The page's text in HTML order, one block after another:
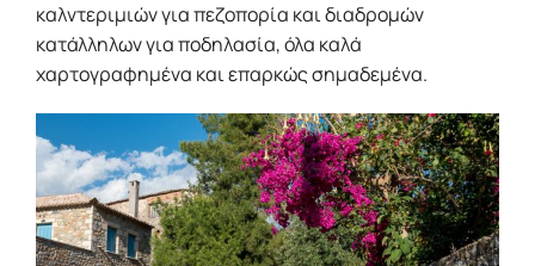
καλντεριμιών για πεζοπορία και διαδρομών
κατάλληλων για ποδηλασία, όλα καλά
χαρτογραφημένα και επαρκώς σημαδεμένα.